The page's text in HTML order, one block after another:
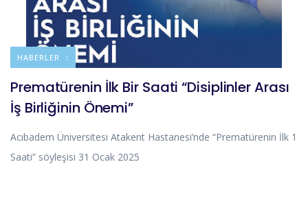
DUYURULAR
HABERLER
Prematürenin İlk Bir Saati “Disiplinler Arası
İş Birliğinin Önemi”
Acıbadem Üniversitesi Atakent Hastanesi’nde “Prematürenin İlk 1
Saati” söyleşisi 31 Ocak 2025